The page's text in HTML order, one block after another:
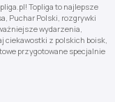
Topliga to najlepsze
Puchar Polski, rozgrywki
wydarzenia,
ciekawostki z polskich boisk,
przygotowane specjalnie